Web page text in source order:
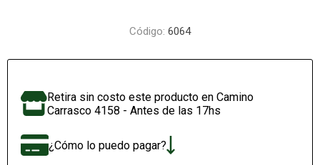
Código: 6064
Retira sin costo este producto en Camino
Carrasco 4158 - Antes de las 17hs
¿Cómo lo puedo pagar?